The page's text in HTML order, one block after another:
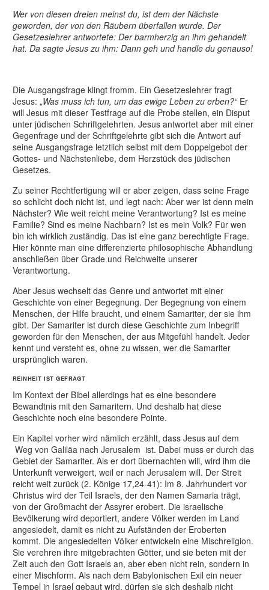
Wer von diesen dreien meinst du, ist dem der Nächste
geworden, der von den Räubern überfallen wurde. Der
Gesetzeslehrer antwortete: Der barmherzig an ihm gehandelt
hat. Da sagte Jesus zu ihm: Dann geh und handle du genauso!
Die Ausgangsfrage klingt fromm. Ein Gesetzeslehrer fragt
Jesus: „Was muss ich tun, um das ewige Leben zu erben?“Er
will Jesus mit dieser Testfrage auf die Probe stellen, ein Disput
unter jüdischen Schriftgelehrten. Jesus antwortet aber mit einer
Gegenfrage und der Schriftgelehrte gibt sich die Antwort auf
seine Ausgangsfrage letztlich selbst mit dem Doppelgebot der
Gottes- und Nächstenliebe, dem Herzstück des jüdischen
Gesetzes.
Zu seiner Rechtfertigung will er aber zeigen, dass seine Frage
so schlicht doch nicht ist, und legt nach: Aber wer ist denn mein
Nächster? Wie weit reicht meine Verantwortung? Ist es meine
Familie? Sind es meine Nachbarn? Ist es mein Volk? Für wen
bin ich wirklich zuständig. Das ist eine ganz berechtigte Frage.
Hier könnte man eine differenzierte philosophische Abhandlung
anschließen über Grade und Reichweite unserer
Verantwortung.
Aber Jesus wechselt das Genre und antwortet mit einer
Geschichte von einer Begegnung. Der Begegnung von einem
Menschen, der Hilfe braucht, und einem Samariter, der sie ihm
gibt. Der Samariter ist durch diese Geschichte zum Inbegriff
geworden für den Menschen, der aus Mitgefühl handelt. Jeder
kennt und versteht es, ohne zu wissen, wer die Samariter
ursprünglich waren.
REINHEIT IST GEFRAGT
Im Kontext der Bibel allerdings hat es eine besondere
Bewandtnis mit den Samaritern. Und deshalb hat diese
Geschichte noch eine besondere Pointe.
Ein Kapitel vorher wird nämlich erzählt, dass Jesus auf dem
Weg von Galiläa nach Jerusalem ist. Dabei muss er durch das
Gebiet der Samariter. Als er dort übernachten will, wird ihm die
Unterkunft verweigert, weil er nach Jerusalem will. Der Streit
reicht weit zurück (2. Könige 17,24-41): Im 8. Jahrhundert vor
Christus wird der Teil Israels, der den Namen Samaria trägt,
von der Großmacht der Assyrer erobert. Die israelische
Bevölkerung wird deportiert, andere Völker werden im Land
angesiedelt, damit es nicht zu Aufständen der Eroberten
kommt. Die angesiedelten Völker entwickeln eine Mischreligion.
Sie verehren ihre mitgebrachten Götter, und sie beten mit der
Zeit auch den Gott Israels an, aber eben nicht rein, sondern in
einer Mischform. Als nach dem Babylonischen Exil ein neuer
Tempel in Israel gebaut wird, dürfen sie sich deshalb nicht